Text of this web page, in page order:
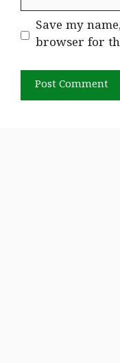
Save my
browser for